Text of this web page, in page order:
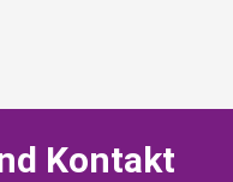
Kontakt